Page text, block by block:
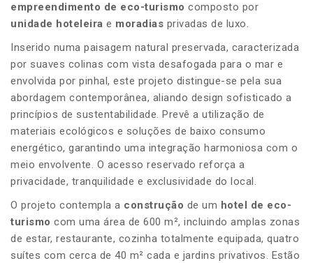
empreendimento de eco-turismo composto por
unidade hoteleira e moradias privadas de luxo.
Inserido numa paisagem natural preservada, caracterizada
por suaves colinas com vista desafogada para o mar e
envolvida por pinhal, este projeto distingue-se pela sua
abordagem contemporânea, aliando design sofisticado a
princípios de sustentabilidade. Prevê a utilização de
materiais ecológicos e soluções de baixo consumo
energético, garantindo uma integração harmoniosa com o
meio envolvente. O acesso reservado reforça a
privacidade, tranquilidade e exclusividade do local.
O projeto contempla a construção de um hotel de eco-
turismo com uma área de 600 m², incluindo amplas zonas
de estar, restaurante, cozinha totalmente equipada, quatro
suítes com cerca de 40 m² cada e jardins privativos. Estão